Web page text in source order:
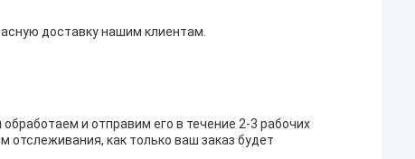
доставку нашим клиентам.
и отправим его в течение 2-3 рабочих
как только ваш заказ будет